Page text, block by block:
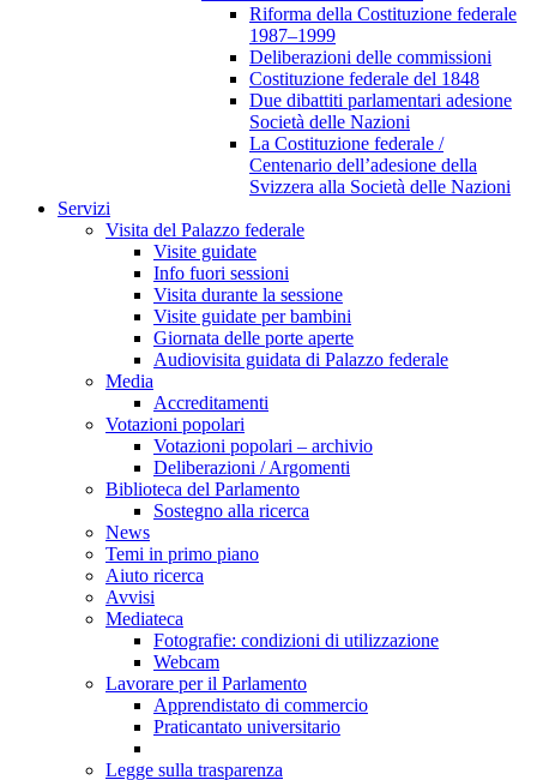
Riforma della Costituzione federale
1987–1999
Deliberazioni delle commissioni
Costituzione federale del 1848
Due dibattiti parlamentari adesione
Società delle Nazioni
La Costituzione federale /
Centenario dell’adesione della
Svizzera alla Società delle Nazioni
Servizi
Visita del Palazzo federale
Visite guidate
Info fuori sessioni
Visita durante la sessione
Visite guidate per bambini
Giornata delle porte aperte
Audiovisita guidata di Palazzo federale
Media
Accreditamenti
Votazioni popolari
Votazioni popolari – archivio
Deliberazioni / Argomenti
Biblioteca del Parlamento
Sostegno alla ricerca
News
Temi in primo piano
Aiuto ricerca
Avvisi
Mediateca
Fotografie: condizioni di utilizzazione
Webcam
Lavorare per il Parlamento
Apprendistato di commercio
Praticantato universitario
Legge sulla trasparenza